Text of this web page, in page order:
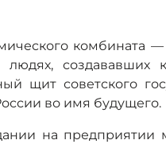
комбината
людях, создававших
щит советского
во имя будущего.
на предприятии